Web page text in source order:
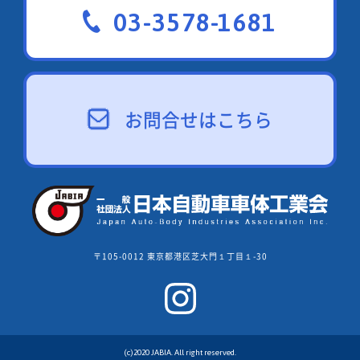
03-3578-1681
お問合せはこちら
〒105-0012 東京都港区芝大門１丁目１-30
(c)2020 JABIA. All right reserved.